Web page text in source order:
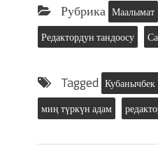
Рубрика Маалымат
Редактордун тандоосу
Tagged Кубанычбек
миң түркүн адам